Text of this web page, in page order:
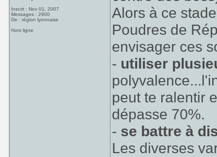
Inscrit : Nov 01, 2007
Messages : 2900
De : région lyonnaise
Hors ligne
Alors à ce
Poudres de
envisager ces
- utiliser
peut te ralentir
dépasse 70%.
- se battre à
Les diverses